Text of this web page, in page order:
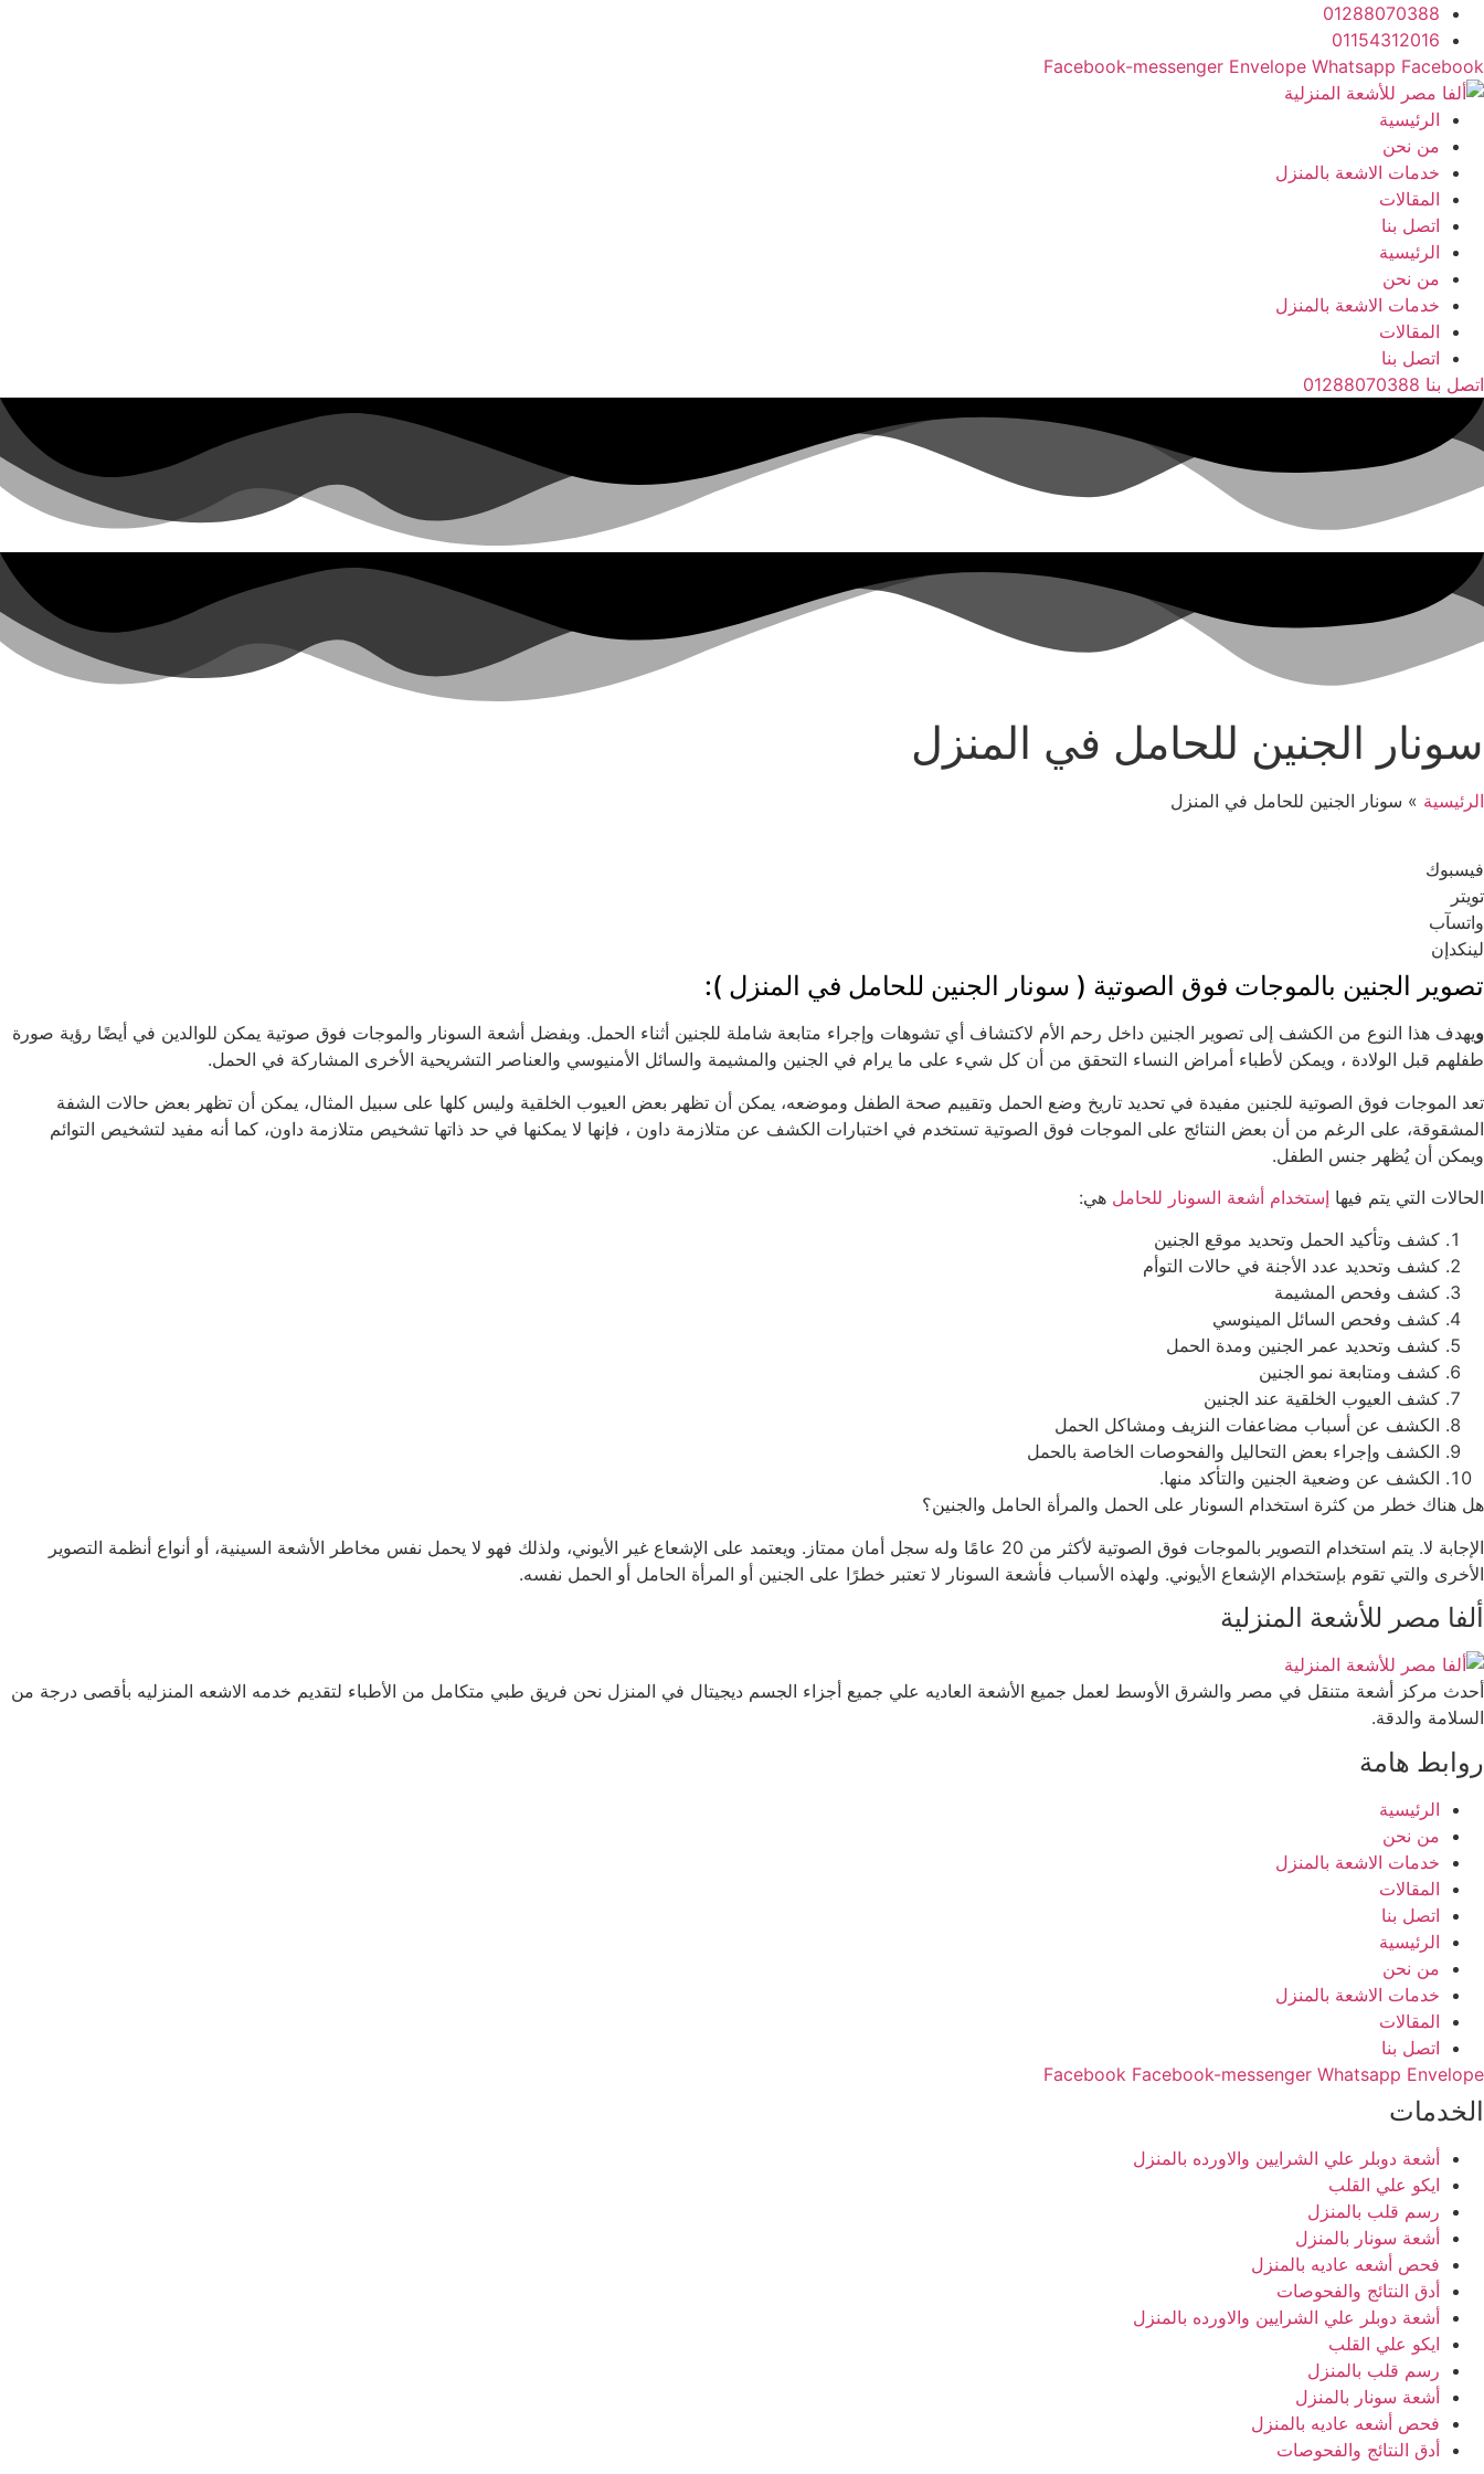
Skip
content
01288070388
01154312016
Facebook-messenger Envelope Whatsapp Facebook
الرئيسية
من نحن
خدمات الاشعة بالمنزل
المقالات
اتصل بنا
الرئيسية
من نحن
خدمات الاشعة بالمنزل
المقالات
اتصل بنا
اتصل بنا 01288070388
سونار الجنين للحامل في المنزل
الرئيسية » سونار الجنين للحامل في المنزل
فيسبوك
تويتر
واتسآب
لينكدإن
تصوير الجنين بالموجات فوق الصوتية ( سونار الجنين للحامل في المنزل ):
ويهدف هذا النوع من الكشف إلى تصوير الجنين داخل رحم الأم لاكتشاف أي تشوهات وإجراء متابعة شاملة للجنين أثناء الحمل. وبفضل أشعة السونار والموجات فوق صوتية يمكن للوالدين في أيضًا رؤية صورة
طفلهم قبل الولادة ، ويمكن لأطباء أمراض النساء التحقق من أن كل شيء على ما يرام في الجنين والمشيمة والسائل الأمنيوسي والعناصر التشريحية الأخرى المشاركة في الحمل.
تعد الموجات فوق الصوتية للجنين مفيدة في تحديد تاريخ وضع الحمل وتقييم صحة الطفل وموضعه، يمكن أن تظهر بعض العيوب الخلقية وليس كلها على سبيل المثال، يمكن أن تظهر بعض حالات الشفة
المشقوقة، على الرغم من أن بعض النتائج على الموجات فوق الصوتية تستخدم في اختبارات الكشف عن متلازمة داون ، فإنها لا يمكنها في حد ذاتها تشخيص متلازمة داون، كما أنه مفيد لتشخيص التوائم
ويمكن أن يُظهر جنس الطفل.
الحالات التي يتم فيها إستخدام أشعة السونار للحامل هي:
كشف وتأكيد الحمل وتحديد موقع الجنين
كشف وتحديد عدد الأجنة في حالات التوأم
كشف وفحص المشيمة
كشف وفحص السائل المينوسي
كشف وتحديد عمر الجنين ومدة الحمل
كشف ومتابعة نمو الجنين
كشف العيوب الخلقية عند الجنين
الكشف عن أسباب مضاعفات النزيف ومشاكل الحمل
الكشف وإجراء بعض التحاليل والفحوصات الخاصة بالحمل
الكشف عن وضعية الجنين والتأكد منها.
هل هناك خطر من كثرة استخدام السونار على الحمل والمرأة الحامل والجنين؟
الإجابة لا. يتم استخدام التصوير بالموجات فوق الصوتية لأكثر من 20 عامًا وله سجل أمان ممتاز. ويعتمد على الإشعاع غير الأيوني، ولذلك فهو لا يحمل نفس مخاطر الأشعة السينية، أو أنواع أنظمة التصوير
الأخرى والتي تقوم بإستخدام الإشعاع الأيوني. ولهذه الأسباب فأشعة السونار لا تعتبر خطرًا على الجنين أو المرأة الحامل أو الحمل نفسه.
ألفا مصر للأشعة المنزلية
أحدث مركز أشعة متنقل في مصر والشرق الأوسط لعمل جميع الأشعة العاديه علي جميع أجزاء الجسم ديجيتال في المنزل نحن فريق طبي متكامل من الأطباء لتقديم خدمه الاشعه المنزليه بأقصى درجة من
السلامة والدقة.
روابط هامة
الرئيسية
من نحن
خدمات الاشعة بالمنزل
المقالات
اتصل بنا
الرئيسية
من نحن
خدمات الاشعة بالمنزل
المقالات
اتصل بنا
Facebook Facebook-messenger Whatsapp Envelope
الخدمات
أشعة دوبلر علي الشرايين والاورده بالمنزل
ايكو علي القلب
رسم قلب بالمنزل
أشعة سونار بالمنزل
فحص أشعه عاديه بالمنزل
أدق النتائج والفحوصات
أشعة دوبلر علي الشرايين والاورده بالمنزل
ايكو علي القلب
رسم قلب بالمنزل
أشعة سونار بالمنزل
فحص أشعه عاديه بالمنزل
أدق النتائج والفحوصات